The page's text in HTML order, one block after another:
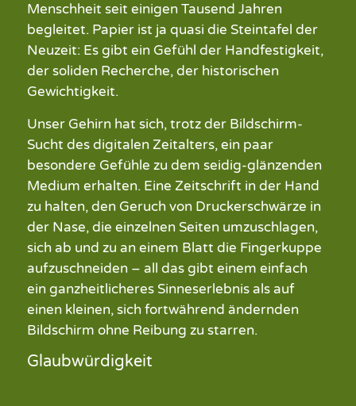
Menschheit seit einigen Tausend Jahren
begleitet. Papier ist ja quasi die Steintafel der
Neuzeit: Esgibt ein Gefühl der Handfestigkeit,
der soliden Recherche, der historischen
Gewichtigkeit.
Unser Gehirn hat sich, trotz der Bildschirm-
Sucht des digitalen Zeitalters, ein paar
besondere Gefühle zu dem seidig-glänzenden
Medium erhalten. Eine Zeitschrift in der Hand
zu halten, den Geruch von Druckerschwärze in
der Nase, die einzelnen Seiten umzuschlagen,
sich ab und zu an einem Blatt die Fingerkuppe
aufzuschneiden – all das gibt einem einfach
ein ganzheitlicheresSinneserlebnis als auf
einen kleinen,sich fortwährend ändernden
Bildschirm ohne Reibung zu starren.
Glaubwürdigkeit